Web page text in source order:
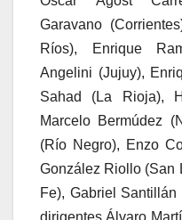
Garavano
Ríos), Enrique
Angelini (Jujuy),
Sahad (La Rioja),
Marcelo Bermúdez
(Río Negro), Enzo
González Riollo (San
Fe), Gabriel
dirigentes Álvaro